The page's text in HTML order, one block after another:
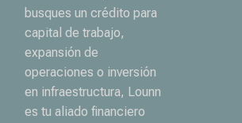
busques un crédito para
capital de trabajo,
expansión de
operaciones o inversión
en infraestructura, Lounn
es tu aliado financiero